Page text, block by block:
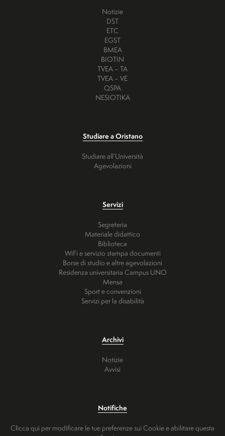
Notizie
DST
ETC
EGST
BMEA
BIOTIN
TVEA – TA
TVEA – VE
QSPA
NESIOTIKA
Studiare a Oristano
Studiare all’Università
Agevolazioni
Servizi
Segreteria
Materiale didattico
Biblioteca
WiFi e servizio stampa documenti
Borse di studio e altre agevolazioni
Residenza universitaria Campus UNO
Mensa
Sport e convenzioni
Servizi per la disabilità
Archivi
Notizie
Avvisi
Notifiche
Clicca qui per modificare le tue preferenze sui Cookie e abilitare questa